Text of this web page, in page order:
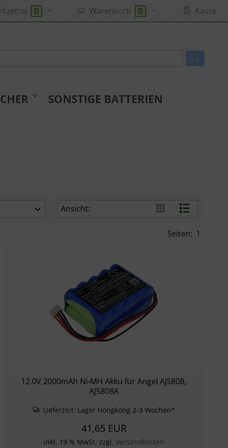
0 Warenkorb 0 Kasse
SONSTIGE BATTERIEN
Ansicht:
Seiten: 1
12.0V 2000mAh Ni-MH Akku für Angel AJ5808,
AJ5808A
Lieferzeit: Lager Hongkong 2-3 Wochen*
41,65 EUR
inkl. 19 % MwSt. zzgl. Versandkosten